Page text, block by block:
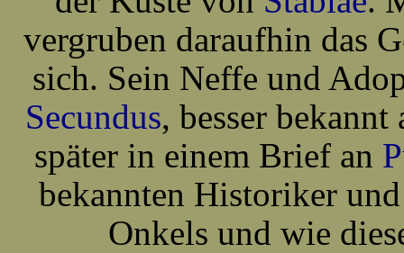
vergruben daraufhin das
sich. Sein Neffe und
Secundus, besser
später in einem Brief an
bekannten Historiker
Onkels und wie